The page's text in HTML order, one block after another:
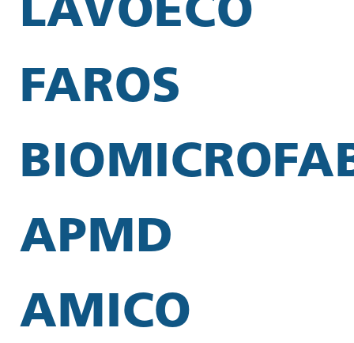
LAVOECO
FAROS
APMD
AMICO